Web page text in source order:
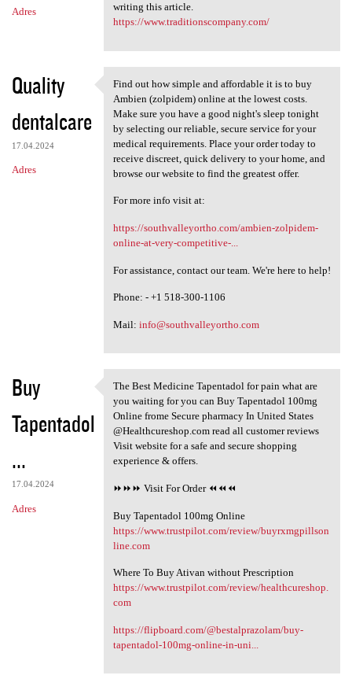
Adres
writing this article.
https://www.traditionscompany.com/
Quality
dentalcare
17.04.2024
Adres
Find out how simple and
Find out how simple and affordable it is to buy
Ambien (zolpidem) online at the lowest costs.
Make sure you have a good night's sleep tonight
by selecting our reliable, secure service for your
medical requirements. Place your order today to
receive discreet, quick delivery to your home, and
browse our website to find the greatest offer.
For more info visit at:
https://southvalleyortho.com/ambien-zolpidem-
online-at-very-competitive-...
For assistance, contact our team. We're here to help!
Phone: - +1 518-300-1106
Mail: info@southvalleyortho.com
Buy
Tapentadol
...
17.04.2024
Adres
The Best Medicine Tapentadol
The Best Medicine Tapentadol for pain what are
you waiting for you can Buy Tapentadol 100mg
Online frome Secure pharmacy In United States
@Healthcureshop.com read all customer reviews
Visit website for a safe and secure shopping
experience & offers.
⏩⏩⏩ Visit For Order ⏪⏪⏪
Buy Tapentadol 100mg Online
https://www.trustpilot.com/review/buyrxmgpillson
line.com
Where To Buy Ativan without Prescription
https://www.trustpilot.com/review/healthcureshop.
com
https://flipboard.com/@bestalprazolam/buy-
tapentadol-100mg-online-in-uni...